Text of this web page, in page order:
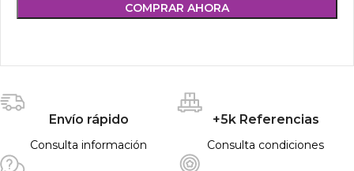
COMPRAR AHORA
Envío rápido
Consulta información
+5k Referencias
Consulta condiciones